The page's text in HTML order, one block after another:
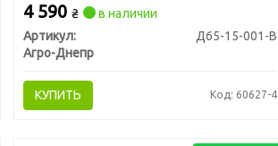
4 590₴
в наличии
Артикул:
Д65-15-001-В
Агро-Днепр
КУПИТЬ Код: 60627-4